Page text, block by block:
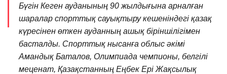
Бүгін Кеген ауданының 90 жылдығына арналған
шаралар спорттық сауықтыру кешеніндегі қазақ
күресінен өткен ауданның ашық біріншілігімен
басталды. Спорттық нысанға облыс әкімі
Амандық Баталов, Олимпиада чемпионы, белгілі
меценат, Қазақстанның Еңбек Ері Жақсылық